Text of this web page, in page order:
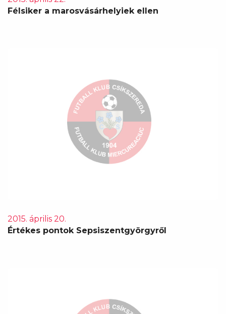
Félsiker a marosvásárhelyiek ellen
2015. április 20.
Értékes pontok Sepsiszentgyörgyről